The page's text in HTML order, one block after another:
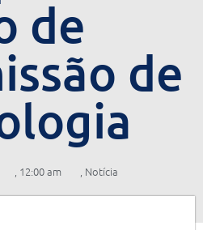
de
de
, 12:00 am , Notícia